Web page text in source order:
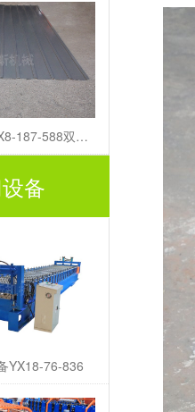
YX110-575&YX8-187-588双层门板
备
YX18-76-836